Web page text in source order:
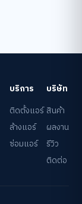
บริการ
ติดตั้งแอร์
ล้างแอร์
ซ่อมแอร์
บริษัท
สินค้า
ผลงาน
รีวิว
ติดต่อ